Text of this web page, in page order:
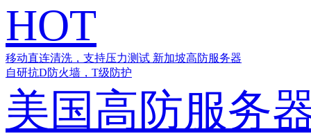
HOT
移动直连清洗，支持压力测试 新加坡高防服务器
自研抗D防火墙，T级防护
美国高防服务